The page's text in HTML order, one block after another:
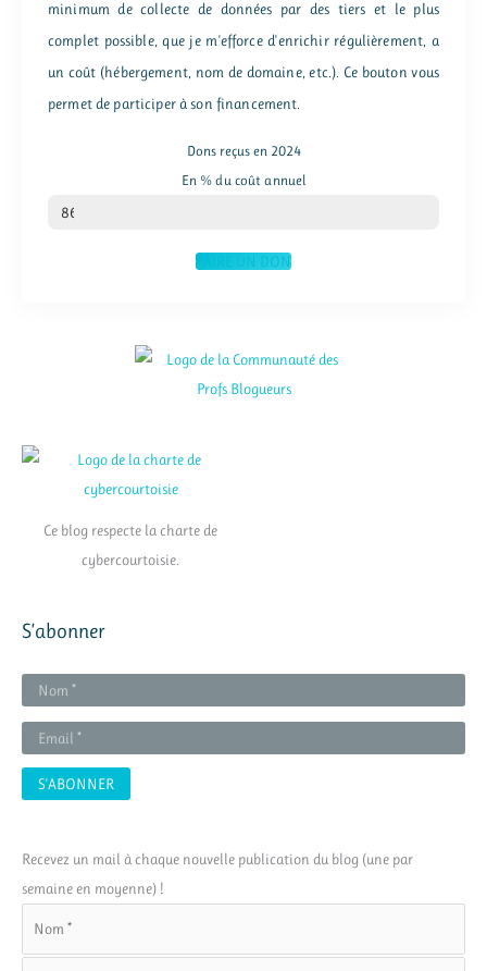
minimum de collecte de données par des tiers et le plus
complet possible, que je m'efforce d'enrichir régulièrement, a
un coût (hébergement, nom de domaine, etc.). Ce bouton vous
permet de participer à son financement.
Dons reçus en 2024
En % du coût annuel
% du coût annuel
86
FAIRE UN DON
Ce blog respecte la charte de
cybercourtoisie.
S’abonner
Recevez un mail à chaque nouvelle publication du blog (une par
semaine en moyenne) !